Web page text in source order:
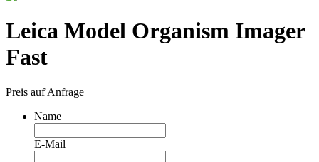
Leica Model Organism Imager
Fast
Preis auf Anfrage
Name
E-Mail